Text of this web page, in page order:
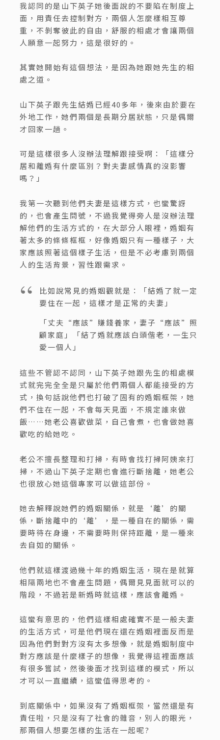
我認同的是山下英子她後面說的不要陷在制度上
面，用責任去控制對方，兩個人怎麼樣相互尊
重，不剝奪彼此的自由，舒服的相處才會讓兩個
人願意一起努力，這是很好的。
其實她開始有這個想法，是因為她跟她先生的相
處之道。
山下英子跟先生結婚已經40多年，後來由於要在
外地工作，她們兩個是長期分居狀態，只是偶爾
才回家一趟。
可是這樣很多人沒辦法理解跟接受啊：「這樣分
居和離婚有什麼區別？對夫妻感情真的沒影響
嗎？」
我第一次聽到他們夫妻是這樣方式，也蠻驚訝
的，也會產生問號，不過我覺得旁人是沒辦法理
解他們的生活方式的，在大部分人眼裡，婚姻有
著太多的條條框框，好像婚姻只有一種樣子，大
家應該照著這個樣子生活，但是不必考慮到兩個
人的生活背景，習性跟需求。
比如說常見的婚姻觀就是：「結婚了就一定
要住在一起，這樣才是正常的夫妻」
「丈夫“應該”賺錢養家，妻子“應該”照
顧家庭」「結了婚就應該白頭偕老，一生只
愛一個人」
這些不管認不認同，山下英子她跟先生的相處模
式就完完全全是只屬於他們兩個人都能接受的方
式，換句話說他們也打破了固有的婚姻框架，她
們不住在一起，不會每天見面，不規定誰來做
飯……她老公喜歡做菜，自己會煮，也會做她喜
歡吃的給她吃。
老公不擅長整理和打掃，有時會找打掃阿姨來打
掃，不過山下英子定期也會進行斷捨離，她老公
也很放心她這個專家可以做這部份。
她去解釋說她們的婚姻關係，就是‘離’的關
係，斷捨離中的‘離’，是一種自在的關係，需
要時待在身邊，不需要時則保持距離，是一種來
去自如的關係。
他們就這樣渡過幾十年的婚姻生活，現在是就算
相隔兩地也不會產生問題，偶爾見見面就可以的
階段，不過若是新婚時就這樣，應該會離婚。
這蠻有意思的，他們這樣相處確實不是一般夫妻
的生活方式，可是他們現在還在婚姻裡面反而是
因為他們對對方沒有太多想像，就是婚姻制度中
對方應該是什麼樣子的想像，我覺得這裡面應該
有很多嘗試，然後後面才找到這樣的模式，所以
才可以一直繼續，這蠻值得思考的。
到底關係中，如果沒有了婚姻框架，當然還是有
責任啦，只是沒有了社會的雜音，別人的眼光，
那兩個人想要怎樣的生活在一起呢?